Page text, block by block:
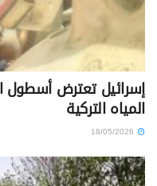
المياه التركية